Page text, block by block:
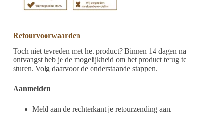
Retourvoorwaarden
Toch niet tevreden met het product? Binnen 14 dagen na
ontvangst heb je de mogelijkheid om het product terug te
sturen. Volg daarvoor de onderstaande stappen.
Aanmelden
Meld aan de rechterkant je retourzending aan.